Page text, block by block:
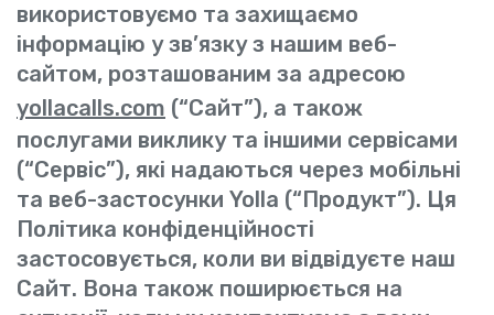
використовуємо та захищаємо
інформацію у зв’язку з нашим веб-
сайтом, розташованим за адресою
yollacalls.com (“Сайт”), а також
послугами виклику та іншими сервісами
(“Сервіс”), які надаються через мобільні
та веб-застосунки Yolla (“Продукт”). Ця
Політика конфіденційності
застосовується, коли ви відвідуєте наш
Сайт. Вона також поширюється на